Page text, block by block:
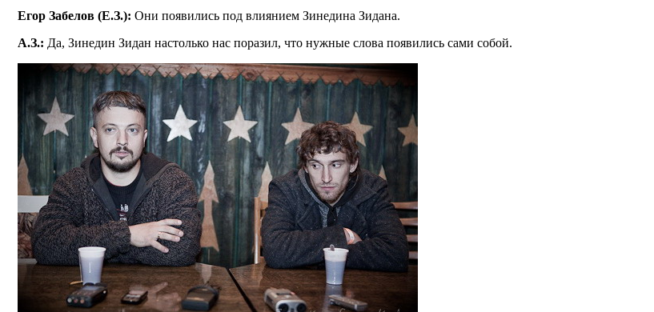
Егор Забелов (Е.З.): Они появились под влиянием Зинедина Зидана.
А.З.: Да, Зинедин Зидан настолько нас поразил, что нужные слова появились сами собой.